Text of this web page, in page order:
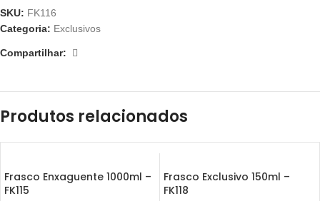
SKU: FK116
Categoria: Exclusivos
Compartilhar:
Produtos relacionados
Frasco Enxaguente 1000ml –
FK115
Frasco Exclusivo 150ml –
FK118